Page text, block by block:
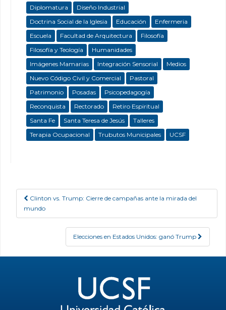
Diplomatura
Diseño Industrial
Doctrina Social de la Iglesia
Educación
Enfermeria
Escuela
Facultad de Arquitectura
Filosofía
Filosofía y Teología
Humanidades
Imágenes Mamarias
Integración Sensorial
Medios
Nuevo Código Civil y Comercial
Pastoral
Patrimonio
Posadas
Psicopedagogía
Reconquista
Rectorado
Retiro Espiritual
Santa Fe
Santa Teresa de Jesús
Talleres
Terapia Ocupacional
Trubutos Municipales UCSF
Post navigation
Clinton vs. Trump: Cierre de campañas ante la mirada del
mundo
Elecciones en Estados Unidos: ganó Trump